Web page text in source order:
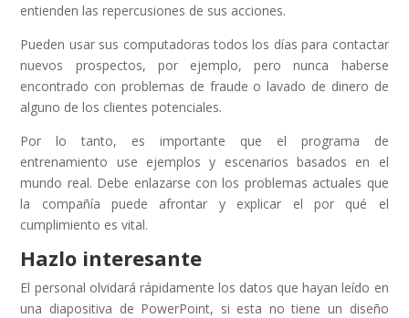
entienden las repercusiones de sus acciones.
Pueden usar sus computadoras todos los días para contactar
nuevos prospectos, por ejemplo, pero nunca haberse
encontrado con problemas de fraude o lavado de dinero de
alguno de los clientes potenciales.
Por lo tanto, es importante que el programa de
entrenamiento use ejemplos y escenarios basados en el
mundo real. Debe enlazarse con los problemas actuales que
la compañía puede afrontar y explicar el por qué el
cumplimiento es vital.
Hazlo interesante
El personal olvidará rápidamente los datos que hayan leído en
una diapositiva de PowerPoint, si esta no tiene un diseño